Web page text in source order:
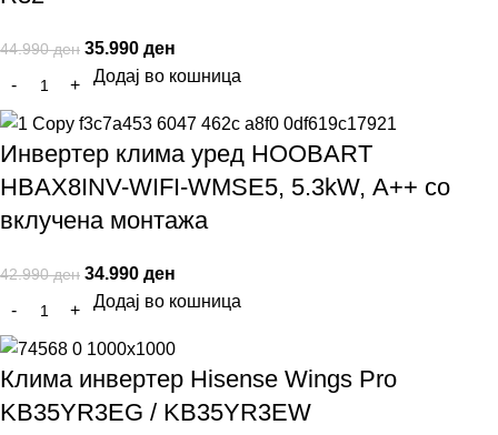
44.990ден 35.990 ден
Додај во кошница
Инвертер клима уред HOOBART
HBAX8INV-WIFI-WMSE5, 5.3kW, А++ со
вклучена монтажа
42.990ден 34.990 ден
Додај во кошница
Клима инвертер Hisense Wings Pro
KB35YR3EG / KB35YR3EW